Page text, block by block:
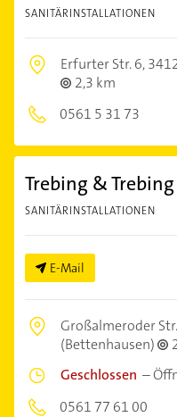
SANITÄRINSTALLATIONEN
Erfurter Str. 6,
2,3 km
0561 5 31 73
Trebing &
SANITÄRINSTALLATIONEN
E-Mail
Großalmeroder
(Bettenhausen)
Geschlossen –
0561 77 61 00